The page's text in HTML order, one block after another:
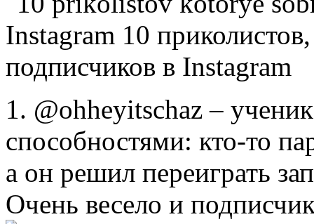
1. @ohheyitschaz –
способностями: кто-то
а он решил переиграть
Очень весело и